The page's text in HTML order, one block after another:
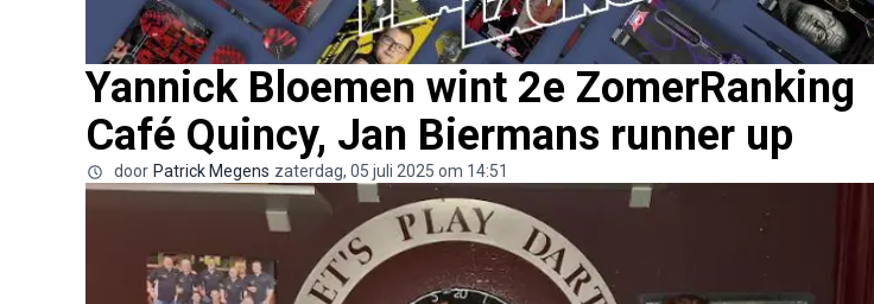
Yannick Bloemen wint 2e ZomerRanking
Café Quincy, Jan Biermans runner up
door Patrick Megens zaterdag, 05 juli 2025 om 14:51